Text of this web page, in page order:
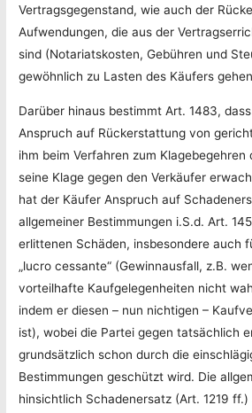
Vertragsgegenstand, wie auch der
Aufwendungen, die aus der
sind (Notariatskosten, Gebühren und
gewöhnlich zu Lasten des Käufers
Darüber hinaus bestimmt Art. 1483,
Anspruch auf Rückerstattung von
ihm beim Verfahren zum
seine Klage gegen den Verkäufer
hat der Käufer Anspruch auf
allgemeiner Bestimmungen i.S.d. Art.
erlittenen Schäden, insbesondere auch
„lucro cessante“ (Gewinnausfall, z.B.
vorteilhafte Kaufgelegenheiten nicht
indem er diesen – nun nichtigen –
ist), wobei die Partei gegen tatsächlich
grundsätzlich schon durch die
Bestimmungen geschützt wird. Die
hinsichtlich Schadenersatz (Art. 1219